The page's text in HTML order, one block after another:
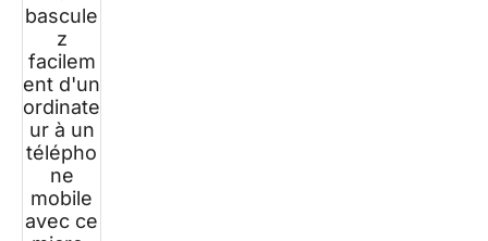
bascule
z
facilem
ent d'un
ordinate
ur à un
télépho
ne
mobile
avec ce